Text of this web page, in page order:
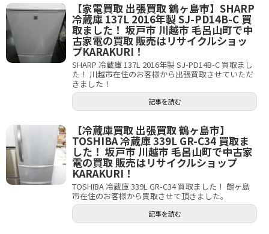
【家電買取 出張買取 鶴ヶ島市】SHARP
冷蔵庫 137L 2016年製 SJ-PD14B-C 買
取ました！ 坂戸市 川越市 毛呂山町で中
古家電の買取 販売はリサイクルショッ
プKARAKURI！
SHARP 冷蔵庫 137L 2016年製 SJ-PD14B-C 買取まし
た！ 川越市在住のお客様から出張買取させていただ
きました！
記事を読む
【冷蔵庫買取 出張買取 鶴ヶ島市】
TOSHIBA 冷蔵庫 339L GR-C34 買取ま
した！ 坂戸市 川越市 毛呂山町で中古家
電の買取 販売はリサイクルショップ
KARAKURI！
TOSHIBA 冷蔵庫 339L GR-C34 買取ました！ 鶴ヶ島
市在住のお客様から買取させて頂きました。
記事を読む